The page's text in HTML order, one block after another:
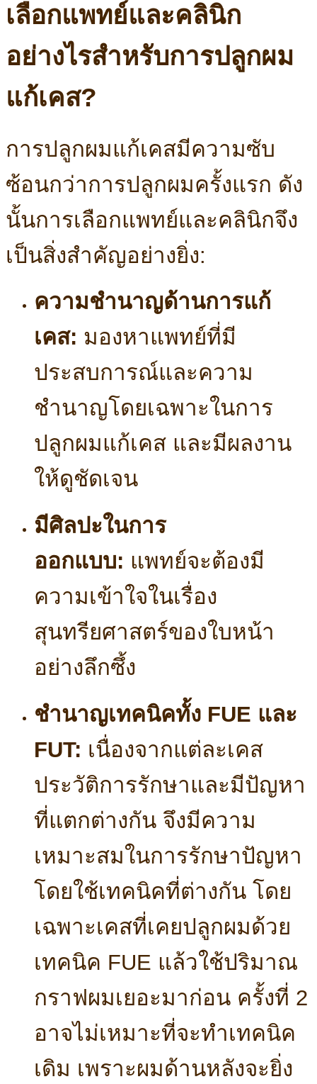
เลือกแพทย์และคลินิก
อย่างไรสำหรับการปลูกผม
แก้เคส?
การปลูกผมแก้เคสมีความซับ
ซ้อนกว่าการปลูกผมครั้งแรก ดัง
นั้นการเลือกแพทย์และคลินิกจึง
เป็นสิ่งสำคัญอย่างยิ่ง:
ความชำนาญด้านการแก้
เคส: มองหาแพทย์ที่มี
ประสบการณ์และความ
ชำนาญโดยเฉพาะในการ
ปลูกผมแก้เคส และมีผลงาน
ให้ดูชัดเจน
มีศิลปะในการ
ออกแบบ: แพทย์จะต้องมี
ความเข้าใจในเรื่อง
สุนทรียศาสตร์ของใบหน้า
อย่างลึกซึ้ง
ชำนาญเทคนิคทั้ง FUE และ
FUT: เนื่องจากแต่ละเคส
ประวัติการรักษาและมีปัญหา
ที่แตกต่างกัน จึงมีความ
เหมาะสมในการรักษาปัญหา
โดยใช้เทคนิคที่ต่างกัน โดย
เฉพาะเคสที่เคยปลูกผมด้วย
เทคนิค FUE แล้วใช้ปริมาณ
กราฟผมเยอะมาก่อน ครั้งที่ 2
อาจไม่เหมาะที่จะทำเทคนิค
เดิม เพราะผมด้านหลังจะยิ่ง